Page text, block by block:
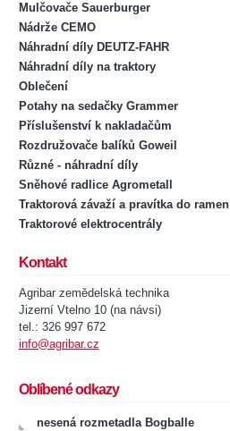
Mulčovače Sauerburger
Nádrže CEMO
Náhradní díly DEUTZ-FAHR
Náhradní díly na traktory
Oblečení
Potahy na sedačky Grammer
Příslušenství k nakladačům
Rozdružovače balíků Goweil
Různé - náhradní díly
Sněhové radlice Agrometall
Traktorová závaží a pravítka do ramen
Traktorové elektrocentrály
Kontakt
Agribar zemědelská technika
Jizerní Vtelno 10 (na návsi)
tel.: 326 997 672
info@agribar.cz
Oblíbené odkazy
nesená rozmetadla Bogballe